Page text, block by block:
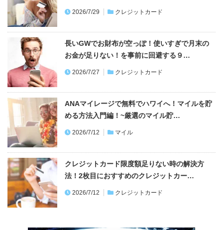
2026/7/29 クレジットカード
長いGWでお財布が空っぽ！使いすぎで月末の
お金が足りない！を事前に回避する９…
2026/7/27 クレジットカード
ANAマイレージで無料でハワイへ！マイルを貯
める方法入門編！~厳選のマイル貯…
2026/7/12 マイル
クレジットカード限度額足りない時の解決方
法！2枚目におすすめのクレジットカー…
2026/7/12 クレジットカード